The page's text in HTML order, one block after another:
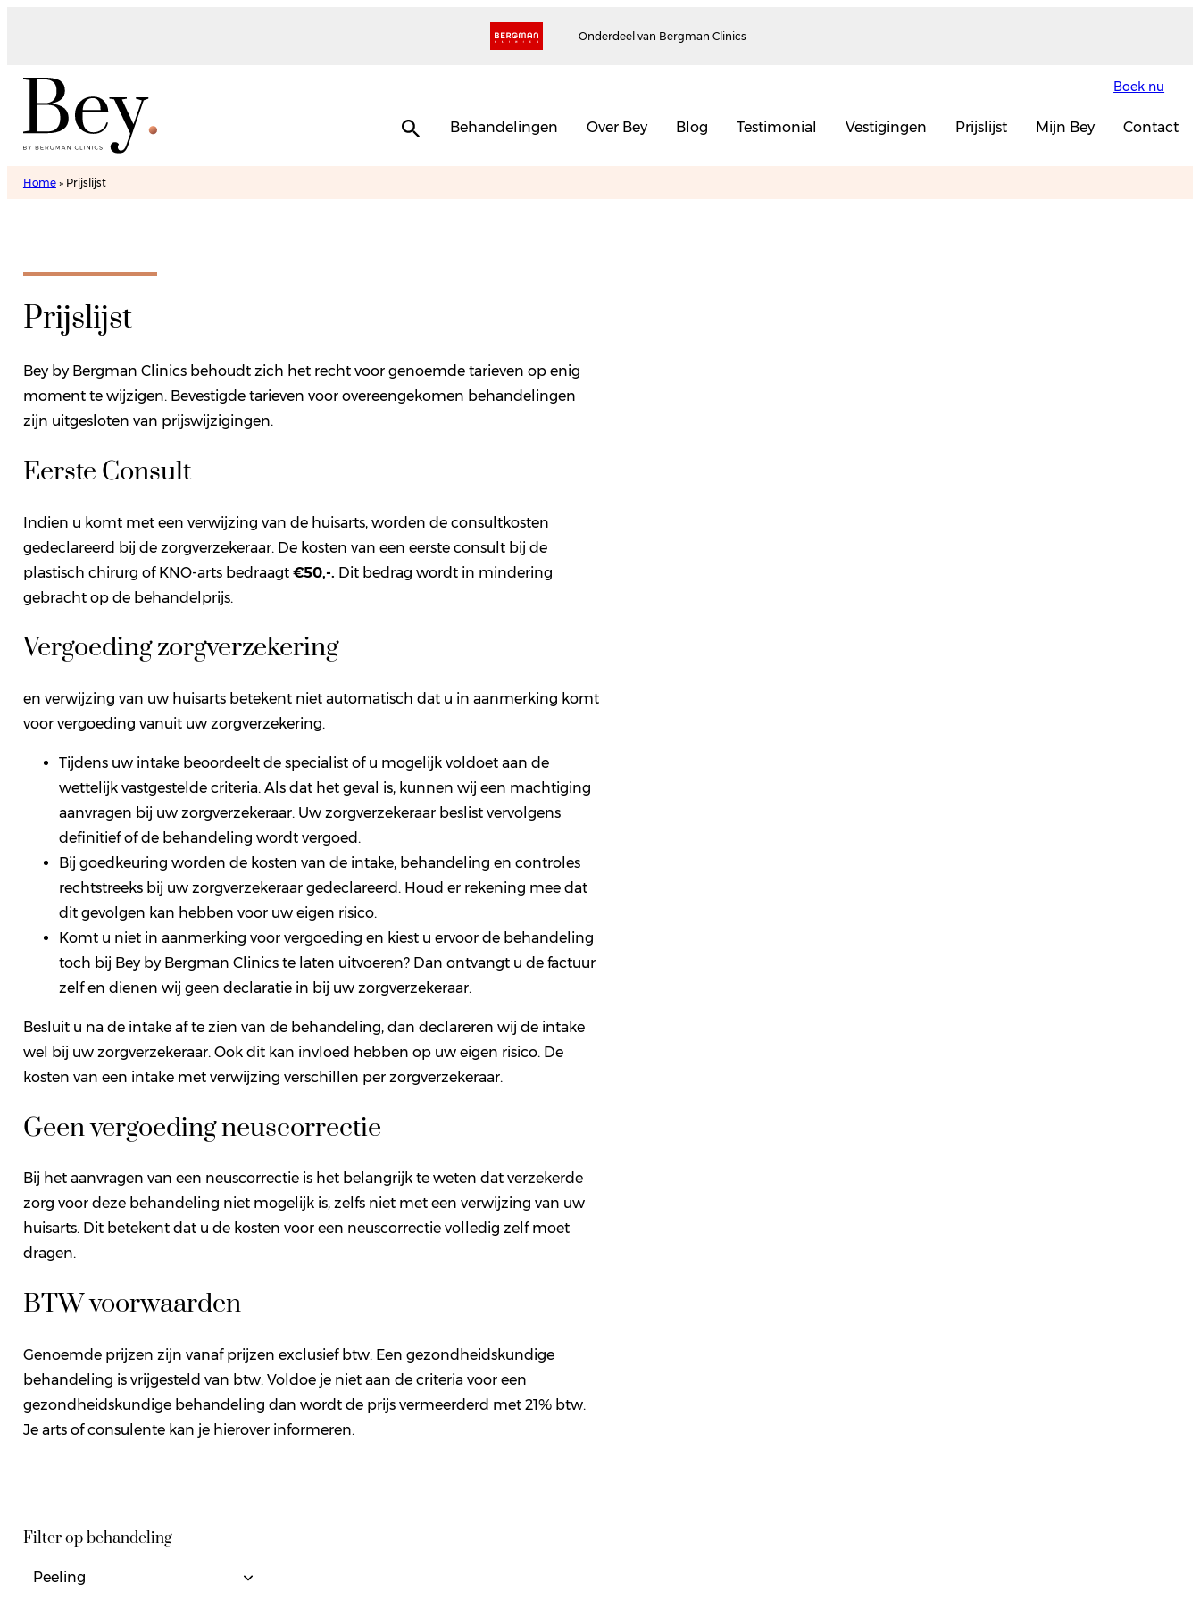
Onderdeel van Bergman Clinics
Boek nu
Behandelingen Over Bey Blog Testimonial Vestigingen Prijslijst Mijn Bey Contact
Home» Prijslijst
Prijslijst
Bey by Bergman Clinics behoudt zich het recht voor genoemde tarieven op enig
moment te wijzigen. Bevestigde tarieven voor overeengekomen behandelingen
zijn uitgesloten van prijswijzigingen.
Eerste Consult
Indien u komt met een verwijzing van de huisarts, worden de consultkosten
gedeclareerd bij de zorgverzekeraar. De kosten van een eerste consult bij de
plastisch chirurg of KNO-arts bedraagt€50,-. Dit bedrag wordt in mindering
gebracht op de behandelprijs.
Vergoeding zorgverzekering
en verwijzing van uw huisarts betekent niet automatisch dat u in aanmerking komt
voor vergoeding vanuit uw zorgverzekering.
Tijdens uw intake beoordeelt de specialist of u mogelijk voldoet aan de
wettelijk vastgestelde criteria. Als dat het geval is, kunnen wij een machtiging
aanvragen bij uw zorgverzekeraar. Uw zorgverzekeraar beslist vervolgens
definitief of de behandeling wordt vergoed.
Bij goedkeuring worden de kosten van de intake, behandeling en controles
rechtstreeks bij uw zorgverzekeraar gedeclareerd. Houd er rekening mee dat
dit gevolgen kan hebben voor uw eigen risico.
Komt u niet in aanmerking voor vergoeding en kiest u ervoor de behandeling
toch bij Bey by Bergman Clinics te laten uitvoeren? Dan ontvangt u de factuur
zelf en dienen wij geen declaratie in bij uw zorgverzekeraar.
Besluit u na de intake af te zien van de behandeling, dan declareren wij de intake
wel bij uw zorgverzekeraar. Ook dit kan invloed hebben op uw eigen risico. De
kosten van een intake met verwijzing verschillen per zorgverzekeraar.
Geen vergoeding neuscorrectie
Bij het aanvragen van een neuscorrectie is het belangrijk te weten dat verzekerde
zorg voor deze behandeling niet mogelijk is, zelfs niet met een verwijzing van uw
huisarts. Dit betekent dat u de kosten voor een neuscorrectie volledig zelf moet
dragen.
BTW voorwaarden
Genoemde prijzen zijn vanaf prijzen exclusief btw. Een gezondheidskundige
behandeling is vrijgesteld van btw. Voldoe je niet aan de criteria voor een
gezondheidskundige behandeling dan wordt de prijs vermeerderd met 21% btw.
Je arts of consulente kan je hierover informeren.
Filter op behandeling